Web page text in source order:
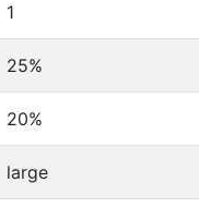
1
25%
20%
large